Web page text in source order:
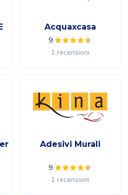
Acquaxcasa
9
1 recensioni
Adesivi Murali
9
1 recensioni